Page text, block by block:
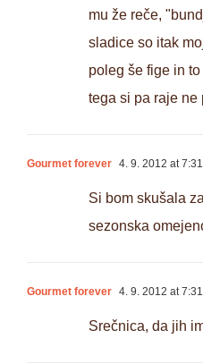
mu že reče,
sladice so itak
poleg še fige in
tega si pa raje ne
Gourmet forever 4. 9. 2012 at 7:31
Si bom skušala
sezonska
Gourmet forever 4. 9. 2012 at 7:31
Srečnica, da jih